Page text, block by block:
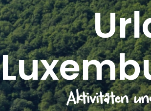
Aktivitäten